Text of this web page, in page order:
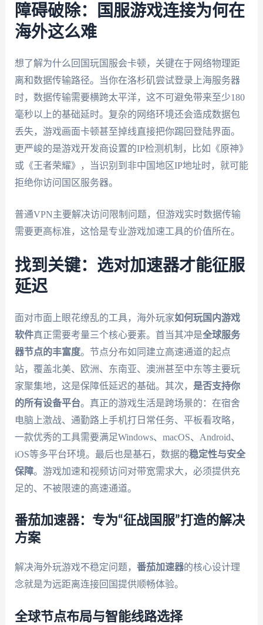
障碍破除：国服游戏连接为何在
海外这么难
想了解为什么回国玩国服会卡顿，关键在于网络物理距
离和数据传输路径。当你在洛杉矶尝试登录上海服务器
时，数据传输需要横跨太平洋，这不可避免带来至少180
毫秒以上的基础延时。复杂的网络环境还会造成数据包
丢失，游戏画面卡顿甚至掉线直接把你踢回登陆界面。
更严峻的是游戏开发商设置的IP检测机制，比如《原神》
或《王者荣耀》，当识别到非中国地区IP地址时，就可能
拒绝你访问国区服务器。
普通VPN主要解决访问限制问题，但游戏实时数据传输
需要更高标准，这恰是专业游戏加速工具的价值所在。
找到关键：选对加速器才能征服
延迟
面对市面上眼花缭乱的工具，海外玩家如何玩国内游戏
软件真正需要考量三个核心要素。首当其冲是全球服务
器节点的丰富度。节点分布如同建立高速通道的起点
站，覆盖北美、欧洲、东南亚、澳洲甚至中东等主要玩
家聚集地，这是保障低延迟的基础。其次， 是否支持你
的所有设备平台。真正的游戏生活是跨场景的：在宿舍
电脑上激战、通勤路上手机打日常任务、平板看攻略，
一款优秀的工具需要满足Windows、macOS、Android、
iOS等多平台环境。最后也是基石，数据的稳定性与安全
保障。游戏加速和视频访问对带宽需求大，必须提供充
足的、不被限速的高速通道。
番茄加速器：专为“征战国服”打造的解决
方案
解决海外玩游戏不稳定问题， 番茄加速器的核心设计理
念就是为远距离连接回国提供顺畅体验。
全球节点布局与智能线路选择